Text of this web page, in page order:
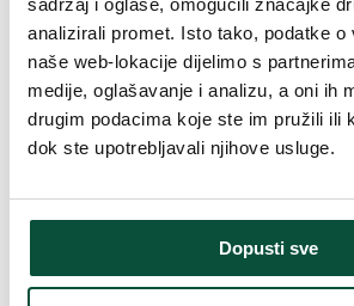
analizirali promet. Isto tako, podatke o
naše web-lokacije dijelimo s
medije, oglašavanje i analizu, a oni ih
drugim podacima koje ste im pružili ili
dok ste upotrebljavali njihove usluge.
Dopusti sve
Broj dijelova 2
Težina (brutto) 4,5
Postolje (uključeno u paket) Metalni
Paket 1 148x46x44
1150